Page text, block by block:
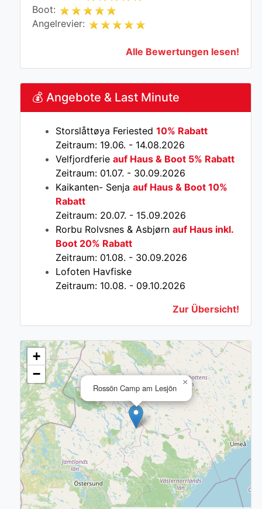
Boot:
Angelrevier:
Alle Bewertungen lesen!
💰 Angebote & Last Minute
Storslåttøya Feriested 10% Rabatt
Zeitraum: 19.06. - 14.08.2026
Velfjordferie auf Haus & Boot 5% Rabatt
Zeitraum: 01.07. - 30.09.2026
Kaikanten- Senja auf Haus & Boot 10%
Rabatt
Zeitraum: 20.07. - 15.09.2026
Rorbu Rolvsnes & Asbjørn auf Haus inkl.
Boot 20% Rabatt
Zeitraum: 01.08. - 30.09.2026
Lofoten Havfiske
Zeitraum: 10.08. - 09.10.2026
Zur Übersicht!
Rossön Camp am Lesjön
×
+
−